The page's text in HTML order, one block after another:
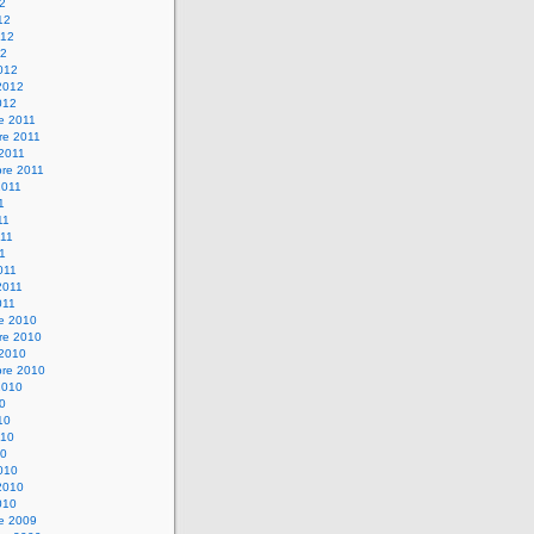
2011
2011
2011
2010
2010
2010
2009